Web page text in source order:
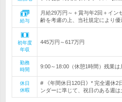
給与
月給29万円～＋賞与年2回＋イ
齢を考慮の上、当社規定により
初年度
年収
445万円～617万円
勤務
時間
9:00～18:00（休憩1時間）残業は
休日
休暇
# 《年間休日120日》* 完全週休
ンダーに準じて、祝日のある週は